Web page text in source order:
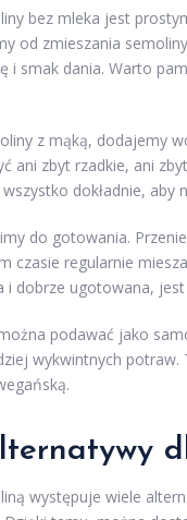
bez mleka jest
od zmieszania
i smak dania. Warto
z mąką, dodajemy
ani zbyt rzadkie, ani
dokładnie, aby
do gotowania.
czasie regularnie
i dobrze ugotowana,
podawać jako
wykwintnych
występuje wiele